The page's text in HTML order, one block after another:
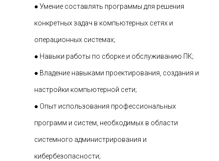
● Умение составлять программы для решения
конкретных задач в компьютерных сетях и
операционных системах;
● Навыки работы по сборке и обслуживанию ПК;
● Владение навыками проектирования, создания и
настройки компьютерной сети;
● Опыт использования профессиональных
программ и систем, необходимых в области
системного администрирования и
кибербезопасности;